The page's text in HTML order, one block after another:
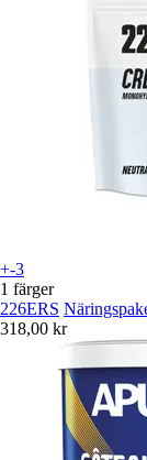
+-3
1 färger
226ERS
318,00 kr